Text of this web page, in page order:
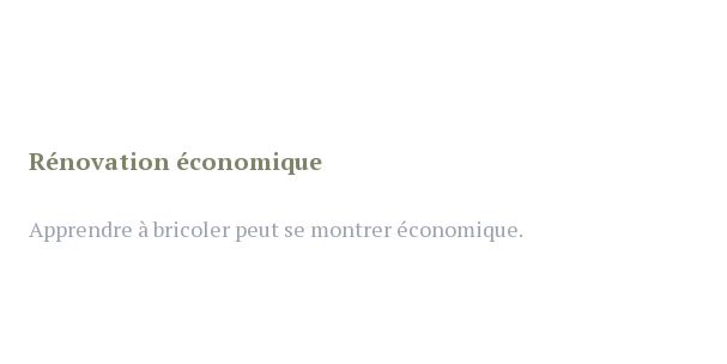
Rénovation économique
Apprendre à bricoler peut se montrer économique.